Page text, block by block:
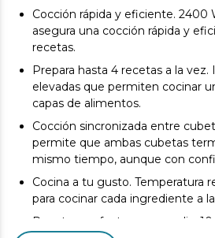
Cocción rápida y eficiente. 2400
asegura una cocción rápida y
recetas.
Prepara hasta 4 recetas a la vez.
elevadas que permiten cocinar
capas de alimentos.
Cocción sincronizada entre
permite que ambas cubetas
mismo tiempo, aunque con
Cocina a tu gusto. Temperatura
para cocinar cada ingrediente a
Recetas perfectas con un clic. 10